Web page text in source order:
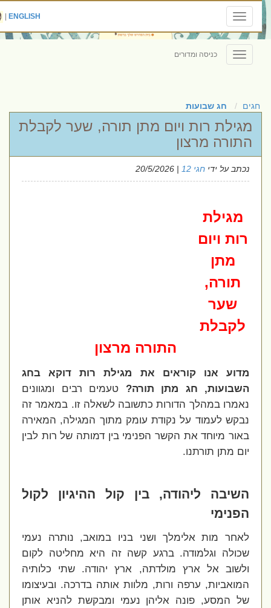
Toggle
navigation
ENGLISH
|
Toggle
navigation
כניסה ומדורים
חגים חג שבועות
מגילת רות ויום מתן תורה, שער לקבלת
התורה מרצון
נכתב על ידיחגי 12 | 20/5/2026
מגילת
רות ויום
מתן
תורה,
שער
לקבלת
התורה מרצון
מדוע אנו קוראים את מגילת רות דוקא בחג
השבועות, חג מתן תורה?טעמים רבים ומגוונים
נאמרו במהלך הדורות כתשובה לשאלה זו. במאמר זה
נבקש לעמוד על נקודת עומק מתוך המגילה, המאירה
באור מיוחד את הקשר הפנימי בין דמותה של רות לבין
יום מתן תורתנו.
השיבה ליהודה, בין קול ההיגיון לקול
הפנימי
לאחר מות אלימלך ושני בניו במואב, נותרה נעמי
שכולה וגלמודה. ברגע קשה זה היא מחליטה לקום
ולשוב אל ארץ מולדתה, ארץ יהודה. שתי כלותיה
המואביות, ערפה ורות, מלוות אותה בדרכה. ובעיצומו
של המסע, פונה אליהן נעמי ומבקשת להניא אותן